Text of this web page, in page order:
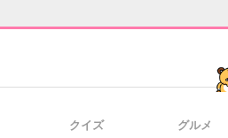
クイズ グルメ